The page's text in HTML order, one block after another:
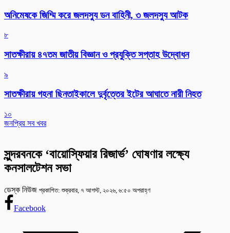
অনিমেষকে জিম্মি করে জলদস্যু ডন বাহিনী, ৩ জলদস্যু আটক
৮
সাতক্ষীরায় ৪৭তম জাতীয় বিজ্ঞান ও প্রযুক্তি সপ্তাহ উদ্বোধন
৯
সাতক্ষীরায় গহনা ছিনতাইকালে দুর্বৃত্তের ইটের আঘাতে নারী নিহত
১০
জনপ্রিয় সব খবর
সুন্দরবনকে ‘বায়োস্ফিয়ার রিজার্ভ’ ঘোষণার লক্ষ্যে
কনসালটেশন সভা
ডেস্ক নিউজ প্রকাশিত: শুক্রবার, ৭ আগস্ট, ২০২৬, ৬:৫০ অপরাহ্ণ
Facebook